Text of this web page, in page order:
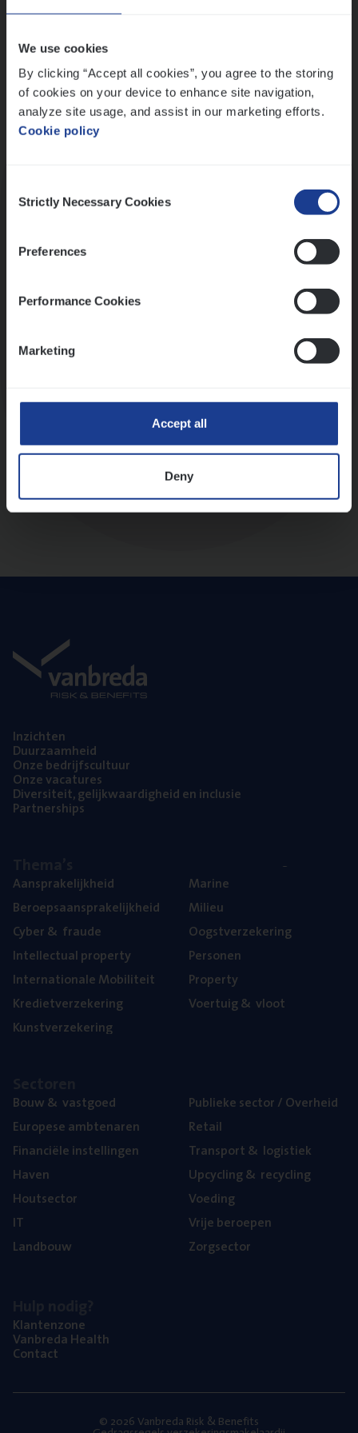
We use cookies
By clicking “Accept all cookies”, you agree to the storing
of cookies on your device to enhance site navigation,
analyze site usage, and assist in our marketing efforts.
Cookie policy
Selection
Strictly Necessary Cookies
Preferences
Performance Cookies
Marketing
Accept all
Deny
Inzich­ten
Duur­zaam­heid
Onze bedrijfs­cul­tuur
Onze vaca­tu­res
Diver­si­teit, gelijk­waar­dig­heid en inclusie
Part­ner­ships
Aan­spra­ke­lijk­heid
Beroeps­aan­spra­ke­lijk­heid
Cyber& fraude
Intel­lec­tu­al property
Inter­na­ti­o­na­le Mobiliteit
Kre­diet­ver­ze­ke­ring
Kunst­ver­ze­ke­ring
Mari­ne
Mili­eu
Oogst­ver­ze­ke­ring
Per­so­nen
Pro­per­ty
Voer­tuig& vloot
Bouw& vastgoed
Euro­pe­se ambtenaren
Finan­ci­ë­le instellingen
Haven
Hout­sec­tor
IT
Land­bouw
Publie­ke sec­tor / Overheid
Retail
Trans­port& logistiek
Upcy­cling& recycling
Voe­ding
Vrije beroe­pen
Zorg­sec­tor
Klan­ten­zo­ne
Van­b­re­da Health
Con­tact
© 2026 Vanbreda Risk & Benefits